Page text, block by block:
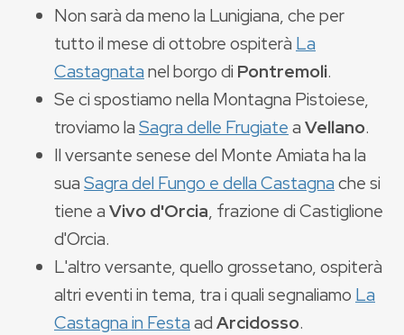
Non sarà da meno la Lunigiana, che per
tutto il mese di ottobre ospiterà La
Castagnatanel borgo di Pontremoli.
Se ci spostiamo nella Montagna Pistoiese,
troviamo laSagra delle FrugiateaVellano.
Il versante senese del Monte Amiata ha la
suaSagra del Fungo e della Castagnache si
tiene aVivo d'Orcia, frazione di Castiglione
d'Orcia.
L'altro versante, quello grossetano, ospiterà
altri eventi in tema, tra i quali segnaliamo La
Castagna in FestaadArcidosso.